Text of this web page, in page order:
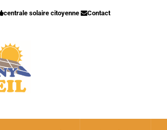
centrale solaire citoyenne Contact